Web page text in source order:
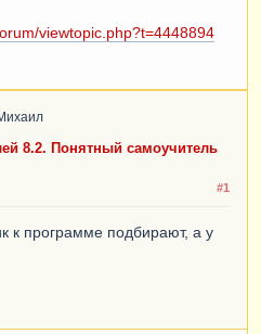
viewtopic.php?t=4448894
8.2. Понятный самоучитель
#1
к программе подбирают, а у